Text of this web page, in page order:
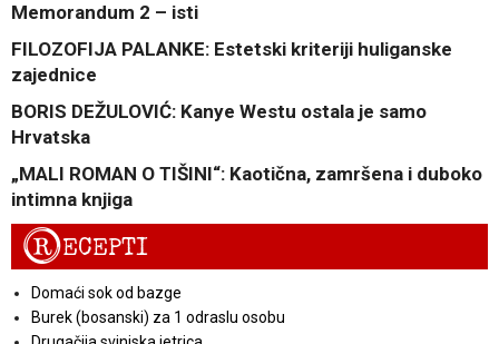
Memorandum 2 – isti
FILOZOFIJA PALANKE: Estetski kriteriji huliganske
zajednice
BORIS DEŽULOVIĆ: Kanye Westu ostala je samo
Hrvatska
„MALI ROMAN O TIŠINI“: Kaotična, zamršena i duboko
intimna knjiga
RECEPTI
Domaći sok od bazge
Burek (bosanski) za 1 odraslu osobu